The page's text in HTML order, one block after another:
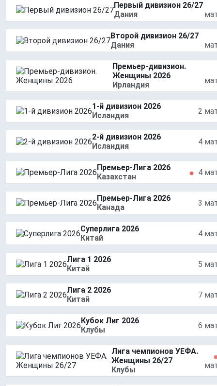
Первый дивизион 26/27
Дания
Второй дивизион 26/27
Дания
Премьер-дивизион.
Женщины 2026
Ирландия
1-й дивизион 2026
Исландия
2
2-й дивизион 2026
Исландия
4
Премьер-Лига 2026
Казахстан
4
Премьер-Лига 2026
Канада
3
Суперлига 2026
Китай
4
Лига 1 2026
Китай
5
Лига 2 2026
Китай
7
Кубок Лиг 2026
Клубы
6
Лига чемпионов УЕФА.
Женщины 26/27
Клубы